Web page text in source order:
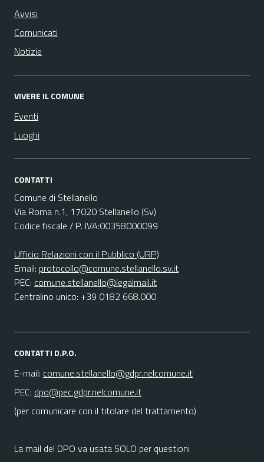
Avvisi
Comunicati
Notizie
VIVERE IL COMUNE
Eventi
Luoghi
CONTATTI
Comune di Stellanello
Via Roma n.1, 17020 Stellanello (Sv)
Codice fiscale / P. IVA:00358000099
Ufficio Relazioni con il Pubblico (URP)
Email: protocollo@comune.stellanello.sv.it
PEC: comune.stellanello@legalmail.it
Centralino unico: +39 0182 668.000
CONTATTI D.P.O.
E-mail: comune.stellanello@gdpr.nelcomune.it
PEC: dpo@pec.gdpr.nelcomune.it
(per comunicare con il titolare del trattamento)
La mail del DPO va usata SOLO per questioni